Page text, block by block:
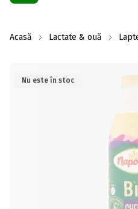
Acasă Lactate & ouă
Nu este în stoc